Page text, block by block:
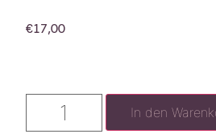
€17,00
In den